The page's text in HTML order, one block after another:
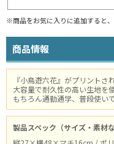
※商品をお気に入りに追加すると
商品情報
『小鳥遊六花』がプリントさ
大容量で耐久性の高い生地を
もちろん通勤通学、普段使いで
製品スペック（サイズ・素材な